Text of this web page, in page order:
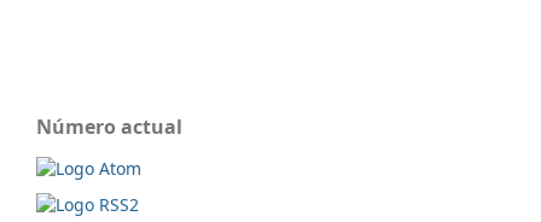
Número actual